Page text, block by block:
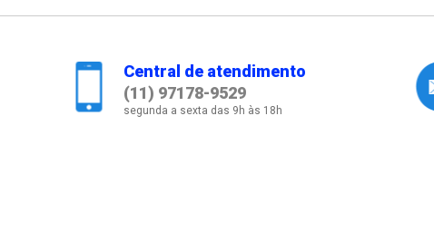
Central de atendimento
(11) 97178-9529
segunda a sexta das 9h às 18h